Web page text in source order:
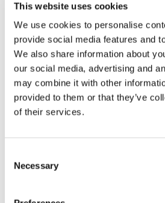
This website uses cookies
We use cookies to personalise
provide social media features and
We also share information about
our social media, advertising and
may combine it with other
provided to them or that they’ve
of their services.
Selection
Necessary
införas
CSMART introducerade
bryggorganisation,
specifika funktioner,
Navigator/Co-navigator
utökas bryggpersonalen